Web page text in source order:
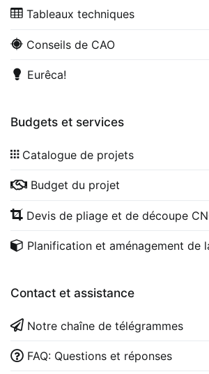
Tableaux techniques
Conseils de CAO
Eurêca!
Budgets et services
Catalogue de projets
Budget du projet
Devis de pliage et de découpe
Planification et aménagement de
Contact et assistance
Notre chaîne de télégrammes
FAQ: Questions et réponses